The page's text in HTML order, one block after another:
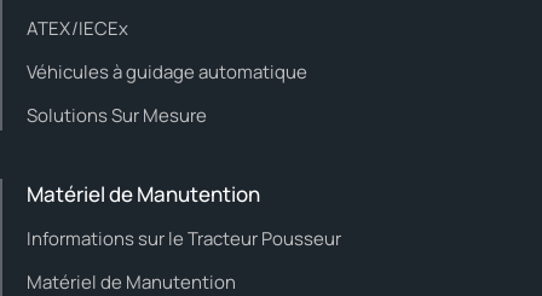
ATEX/IECEx
Véhicules à guidage automatique
Solutions Sur Mesure
Matériel de Manutention
Informations sur le Tracteur Pousseur
Matériel de Manutention